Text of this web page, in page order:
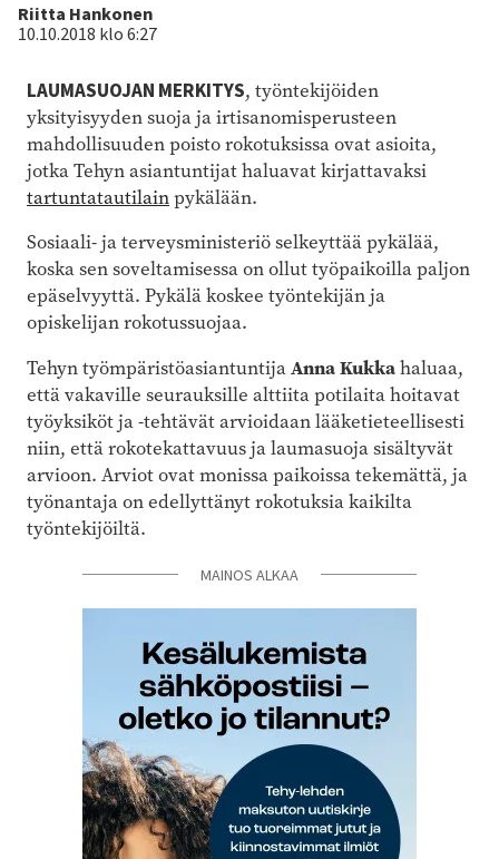
Kirjoittaja
Riitta Hankonen
10.10.2018 klo 6:27
LAUMASUOJAN MERKITYS, työntekijöiden
yksityisyyden suoja ja irtisanomisperusteen
mahdollisuuden poisto rokotuksissa ovat asioita,
jotka Tehyn asiantuntijat haluavat kirjattavaksi
tartuntatautilainpykälään.
Sosiaali- ja terveysministeriö selkeyttää pykälää,
koska sen soveltamisessa on ollut työpaikoilla paljon
epäselvyyttä. Pykälä koskee työntekijän ja
opiskelijan rokotussuojaa.
Tehyn työmpäristöasiantuntijaAnna Kukkahaluaa,
että vakaville seurauksille alttiita potilaita hoitavat
työyksiköt ja -tehtävät arvioidaan lääketieteellisesti
niin, että rokotekattavuus ja laumasuoja sisältyvät
arvioon. Arviot ovat monissa paikoissa tekemättä, ja
työnantaja on edellyttänyt rokotuksia kaikilta
työntekijöiltä.
MAINOS ALKAA